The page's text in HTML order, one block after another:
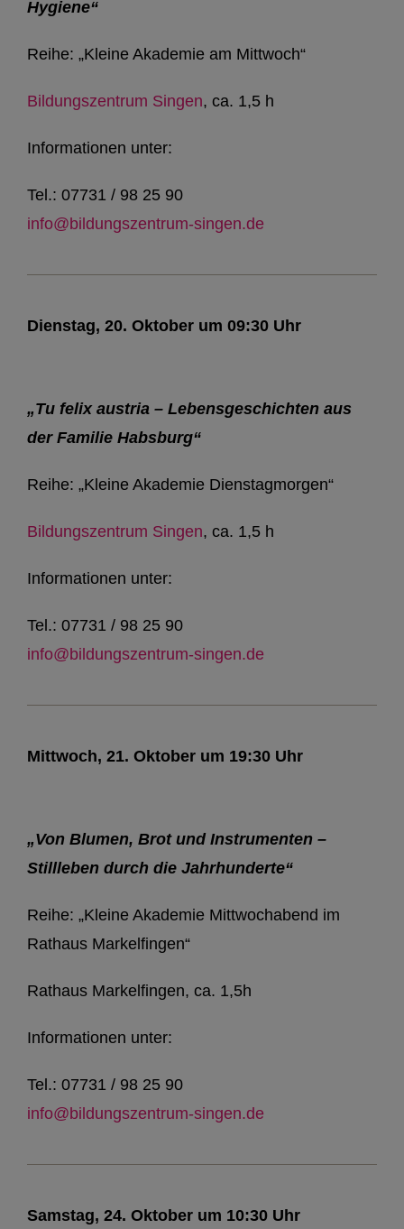
Hygiene“
Reihe: „Kleine Akademie am Mittwoch“
Bildungszentrum Singen, ca. 1,5 h
Informationen unter:
Tel.: 07731 / 98 25 90
info@bildungszentrum-singen.de
Dienstag, 20. Oktober um 09:30 Uhr
„Tu felix austria – Lebensgeschichten aus
der Familie Habsburg“
Reihe: „Kleine Akademie Dienstagmorgen“
Bildungszentrum Singen, ca. 1,5 h
Informationen unter:
Tel.: 07731 / 98 25 90
info@bildungszentrum-singen.de
Mittwoch, 21. Oktober um 19:30 Uhr
„Von Blumen, Brot und Instrumenten –
Stillleben durch die Jahrhunderte“
Reihe: „Kleine Akademie Mittwochabend im
Rathaus Markelfingen“
Rathaus Markelfingen, ca. 1,5h
Informationen unter:
Tel.: 07731 / 98 25 90
info@bildungszentrum-singen.de
Samstag, 24. Oktober um 10:30 Uhr